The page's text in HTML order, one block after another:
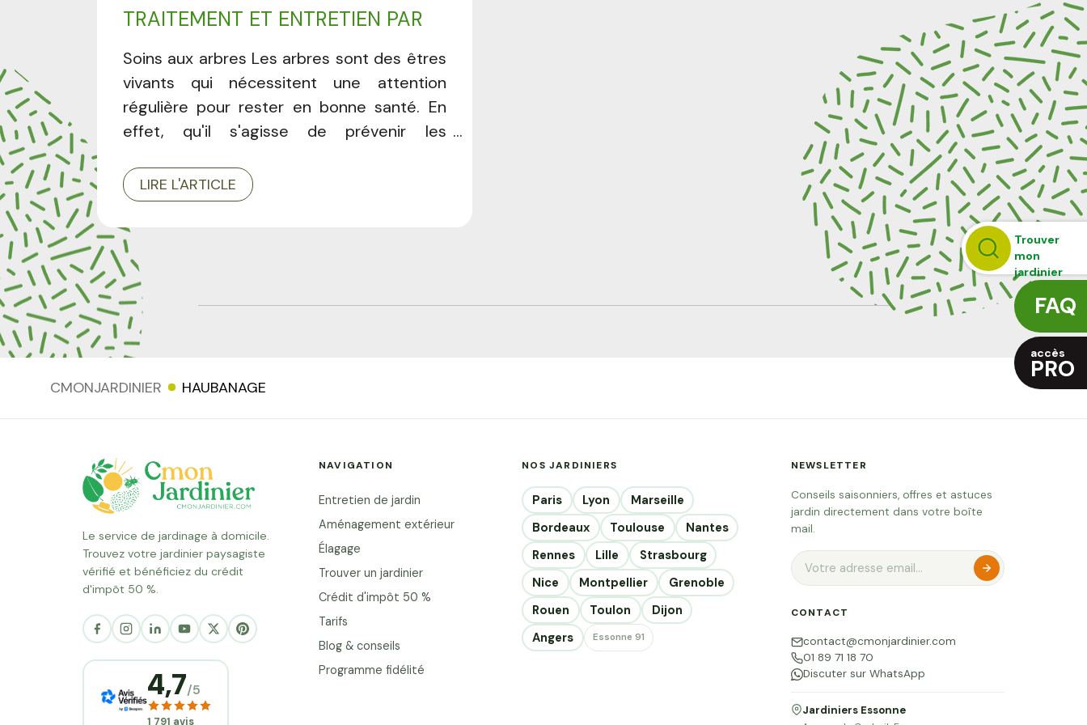
Trouver
mon
jardinier
FAQ
accès
PRO
TRAITEMENT ET ENTRETIEN PAR
DES PROS
Soins aux arbres Les arbres sont des êtres
vivants qui nécessitent une attention
régulière pour rester en bonne santé. En
effet, qu'il s'agisse de prévenir les
les aider à traverser les saisons, des soins
adaptés prolongent leur durée de vie et
préservent leur beauté. Découvrez dans
cet article comment entretenir vos arbres
grâce à l'expertise de nos jardiniers
professionnels. L'essentiel à retenir Devis
personnalisé selon vos arbres Interventions
toute l'année Diagnostic complet avant
adaptées Pourquoi faire appel à un
réalisée ou un traitement inadapté peut
affaiblir l'arbre, favoriser les maladies ou
même compromettre sa... Lire la suite
LIRE L'ARTICLE
CMONJARDINIER HAUBANAGE
Le service de jardinage à domicile.
Trouvez votre jardinier paysagiste
vérifié et bénéficiez du crédit
d'impôt 50 %.
4,7/5
1 791 avis
NAVIGATION
Entretien de jardin
Aménagement extérieur
Élagage
Trouver un jardinier
Crédit d'impôt 50 %
Tarifs
Blog & conseils
Programme fidélité
NOS JARDINIERS
Paris Lyon
Marseille
Bordeaux
Toulouse
Nantes
Rennes
Lille
Strasbourg
Nice
Montpellier
Grenoble
Rouen
Toulon
Dijon
Angers
Essonne 91
NEWSLETTER
Conseils saisonniers, offres et astuces
jardin directement dans votre boîte
mail.
CONTACT
contact@cmonjardinier.com
01 89 71 18 70
Discuter sur WhatsApp
Jardiniers Essonne